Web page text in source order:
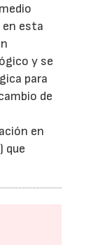
esta
y se
para
de
en
que